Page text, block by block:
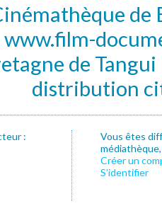
de
de
distribution
:
Vous êtes
Créer un
S’identifier